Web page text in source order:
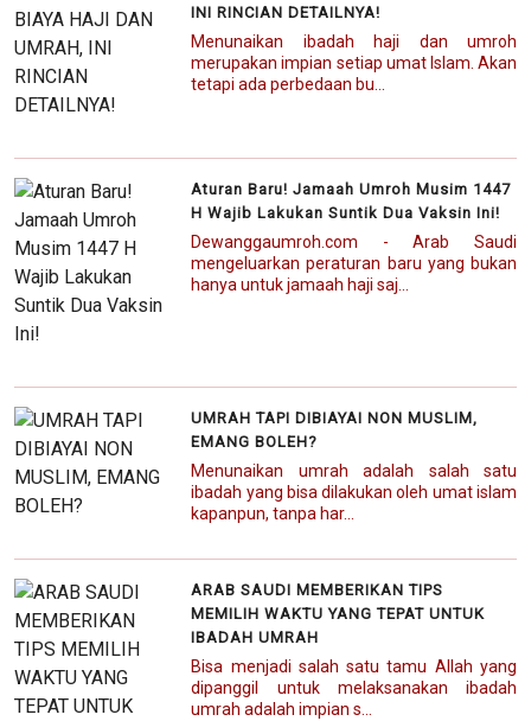
INI RINCIAN DETAILNYA!
Menunaikan ibadah haji dan umroh
merupakan impian setiap umat Islam. Akan
tetapi ada perbedaan bu...
Aturan Baru! Jamaah Umroh Musim 1447
H Wajib Lakukan Suntik Dua Vaksin Ini!
Dewanggaumroh.com - Arab Saudi
mengeluarkan peraturan baru yang bukan
hanya untuk jamaah haji saj...
UMRAH TAPI DIBIAYAI NON MUSLIM,
EMANG BOLEH?
Menunaikan umrah adalah salah satu
ibadah yang bisa dilakukan oleh umat islam
kapanpun, tanpa har...
ARAB SAUDI MEMBERIKAN TIPS
MEMILIH WAKTU YANG TEPAT UNTUK
IBADAH UMRAH
Bisa menjadi salah satu tamu Allah yang
dipanggil untuk melaksanakan ibadah
umrah adalah impian s...